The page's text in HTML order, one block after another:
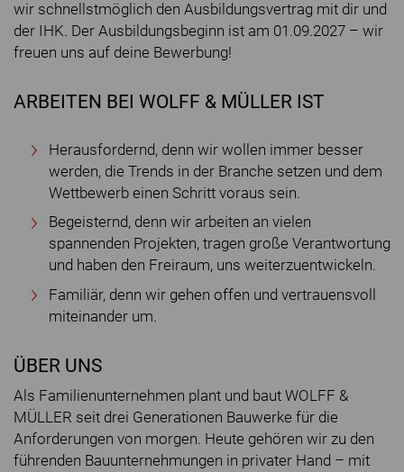
wir schnellstmöglich den Ausbildungsvertrag mit dir und
der IHK. Der Ausbildungsbeginn ist am 01.09.2027 – wir
freuen uns auf deine Bewerbung!
ARBEITEN BEI WOLFF & MÜLLER IST
Herausfordernd, denn wir wollen immer besser
werden, die Trends in der Branche setzen und dem
Wettbewerb einen Schritt voraus sein.
Begeisternd, denn wir arbeiten an vielen
spannenden Projekten, tragen große Verantwortung
und haben den Freiraum, uns weiterzuentwickeln.
Familiär, denn wir gehen offen und vertrauensvoll
miteinander um.
ÜBER UNS
Als Familienunternehmen plant und baut WOLFF &
MÜLLER seit drei Generationen Bauwerke für die
Anforderungen von morgen. Heute gehören wir zu den
führenden Bauunternehmungen in privater Hand – mit